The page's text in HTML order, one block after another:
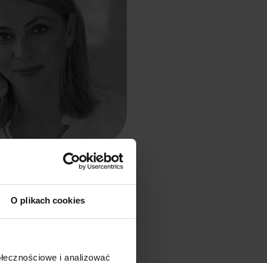
O plikach cookies
i analizować
Pawlak-Kubasek